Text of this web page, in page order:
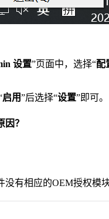
设置”页面中，选择“配
启用”后选择“设置”即可。
？
有相应的OEM授权模